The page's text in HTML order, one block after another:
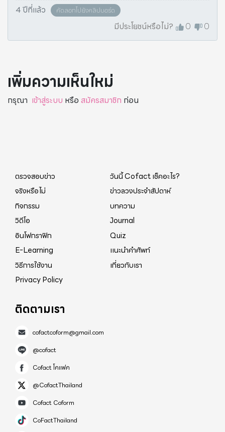
4 ปีที่แล้ว คัดลอกไปยังคลิปบอร์ด
มีประโยชน์หรือไม่? 0 0
เพิ่มความเห็นใหม่
กรุณา เข้าสู่ระบบ หรือ สมัครสมาชิก ก่อน
ตรวจสอบข่าว
วันนี้ Cofact เช็คอะไร?
จริงหรือไม่
ข่าวลวงประจำสัปดาห์
กิจกรรม
บทความ
วิดีโอ
Journal
อินโฟกราฟิก
Quiz
E-Learning
แนะนำคำศัพท์
วิธีการใช้งาน
เกี่ยวกับเรา
Privacy Policy
ติดตามเรา
cofactcoform@gmail.com
@cofact
Cofact โคแฟค
@CofactThailand
Cofact Coform
CoFactThailand